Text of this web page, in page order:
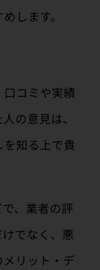
します。
コミや実績
の意見は、
知る上で貴
、業者の評
でなく、悪
リット・デ